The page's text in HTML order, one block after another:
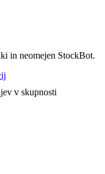
in neomejen StockBot.
v skupnosti